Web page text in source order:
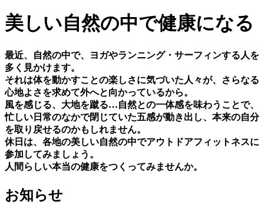
美しい⾃然の中で健康になる
最近、⾃然の中で、ヨガやランニング・サーフィンする⼈を
多く⾒かけます。
それは体を動かすことの楽しさに気づいた⼈々が、さらなる
⼼地よさを求めて外へと向かっているから。
⾵を感じる、⼤地を蹴る…⾃然との⼀体感を味わうことで、
忙しい⽇常のなかで閉じていた五感が動き出し、本来の⾃分
を取り戻せるのかもしれません。
休⽇は、各地の美しい⾃然の中でアウトドアフィットネスに
参加してみましょう。
⼈間らしい本当の健康をつくってみませんか。
お知らせ